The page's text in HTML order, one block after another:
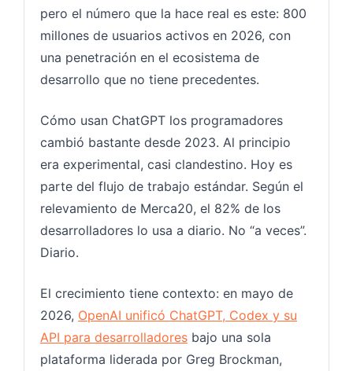
pero el número que la hace real es este: 800
millones de usuarios activos en 2026, con
una penetración en el ecosistema de
desarrollo que no tiene precedentes.
Cómo usan ChatGPT los programadores
cambió bastante desde 2023. Al principio
era experimental, casi clandestino. Hoy es
parte del flujo de trabajo estándar. Según el
relevamiento de Merca20, el 82% de los
desarrolladores lo usa a diario. No “a veces”.
Diario.
El crecimiento tiene contexto: en mayo de
2026, OpenAI unificó ChatGPT, Codex y su
API para desarrolladores bajo una sola
plataforma liderada por Greg Brockman,